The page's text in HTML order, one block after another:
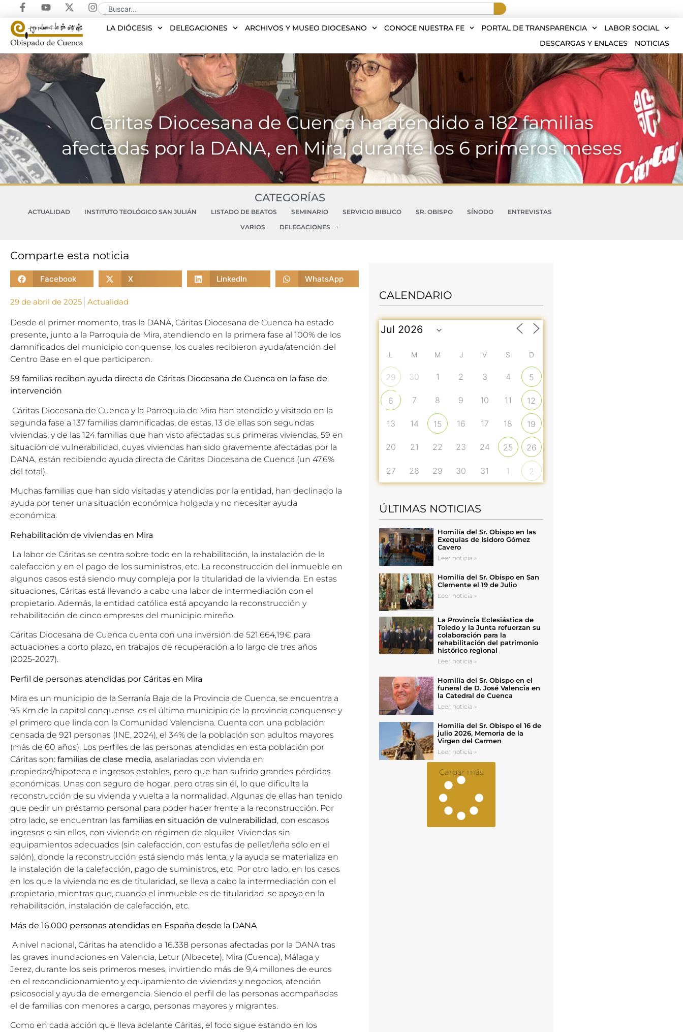
LA DIÓCESIS DELEGACIONES ARCHIVOS Y MUSEO DIOCESANO CONOCE NUESTRA FE PORTAL DE TRANSPARENCIA
LABOR SOCIAL
DESCARGAS Y ENLACES
NOTICIAS
Cáritas Diocesana de Cuenca ha atendido a 182 familias
afectadas por la DANA, en Mira, durante los 6 primeros meses
CATEGORÍAS
ACTUALIDAD INSTITUTO TEOLÓGICO SAN JULIÁN LISTADO DE BEATOS SEMINARIO SERVICIO BIBLICO SR. OBISPO SÍNODO
ENTREVISTAS
VARIOS
DELEGACIONES
Comparte esta noticia
Facebook X LinkedIn WhatsApp
29 de abril de 2025 Actualidad
Desde el primer momento, tras la DANA, Cáritas Diocesana de Cuenca ha estado
presente, junto a la Parroquia de Mira, atendiendo en la primera fase al 100% de los
damnificados del municipio conquense, los cuales recibieron ayuda/atención del
Centro Base en el que participaron.
59 familias reciben ayuda directa de Cáritas Diocesana de Cuenca en la fase de
intervención
Cáritas Diocesana de Cuenca y la Parroquia de Mira han atendido y visitado en la
segunda fase a 137 familias damnificadas, de estas, 13 de ellas son segundas
viviendas, y de las 124 familias que han visto afectadas sus primeras viviendas, 59 en
situación de vulnerabilidad, cuyas viviendas han sido gravemente afectadas por la
DANA, están recibiendo ayuda directa de Cáritas Diocesana de Cuenca (un 47,6%
del total).
Muchas familias que han sido visitadas y atendidas por la entidad, han declinado la
ayuda por tener una situación económica holgada y no necesitar ayuda
económica.
Rehabilitación de viviendas en Mira
La labor de Cáritas se centra sobre todo en la rehabilitación, la instalación de la
calefacción y en el pago de los suministros, etc. La reconstrucción del inmueble en
algunos casos está siendo muy compleja por la titularidad de la vivienda. En estas
situaciones, Cáritas está llevando a cabo una labor de intermediación con el
propietario. Además, la entidad católica está apoyando la reconstrucción y
rehabilitación de cinco empresas del municipio mireño.
Cáritas Diocesana de Cuenca cuenta con una inversión de 521.664,19€ para
actuaciones a corto plazo, en trabajos de recuperación a lo largo de tres años
(2025-2027).
Perfil de personas atendidas por Cáritas en Mira
Mira es un municipio de la Serranía Baja de la Provincia de Cuenca, se encuentra a
95 Km de la capital conquense, es el último municipio de la provincia conquense y
el primero que linda con la Comunidad Valenciana. Cuenta con una población
censada de 921 personas (INE, 2024), el 34% de la población son adultos mayores
(más de 60 años). Los perfiles de las personas atendidas en esta población por
Cáritas son: familias de clase media, asalariadas con vivienda en
propiedad/hipoteca e ingresos estables, pero que han sufrido grandes pérdidas
económicas. Unas con seguro de hogar, pero otras sin él, lo que dificulta la
reconstrucción de su vivienda y vuelta a la normalidad. Algunas de ellas han tenido
que pedir un préstamo personal para poder hacer frente a la reconstrucción. Por
otro lado, se encuentran las familias en situación de vulnerabilidad, con escasos
ingresos o sin ellos, con vivienda en régimen de alquiler. Viviendas sin
equipamientos adecuados (sin calefacción, con estufas de pellet/leña sólo en el
salón), donde la reconstrucción está siendo más lenta, y la ayuda se materializa en
la instalación de la calefacción, pago de suministros, etc. Por otro lado, en los casos
en los que la vivienda no es de titularidad, se lleva a cabo la intermediación con el
propietario, mientras que, cuando el inmueble es de titularidad, se apoya en la
rehabilitación, instalación de calefacción, etc.
Más de 16.000 personas atendidas en España desde la DANA
A nivel nacional, Cáritas ha atendido a 16.338 personas afectadas por la DANA tras
las graves inundaciones en Valencia, Letur (Albacete), Mira (Cuenca), Málaga y
Jerez, durante los seis primeros meses, invirtiendo más de 9,4 millones de euros
en el reacondicionamiento y equipamiento de viviendas y negocios, atención
psicosocial y ayuda de emergencia. Siendo el perfil de las personas acompañadas
el de familias con menores a cargo, personas mayores y migrantes.
Como en cada acción que lleva adelante Cáritas, el foco sigue estando en los
CALENDARIO
L M M J V S D
29 30 1 2 3 4 5
6 7 8 9 10 11 12
13 14 15 16 17 18 19
20 21 22 23 24 25 26
27 28 29 30 31 1 2
ÚLTIMAS NOTICIAS
Homilía del Sr. Obispo en las
Exequias de Isidoro Gómez
Cavero
Leer noticia »
Homilía del Sr. Obispo en San
Clemente el 19 de Julio
Leer noticia »
La Provincia Eclesiástica de
Toledo y la Junta refuerzan su
colaboración para la
rehabilitación del patrimonio
histórico regional
Leer noticia »
Homilía del Sr. Obispo en el
funeral de D. José Valencia en
la Catedral de Cuenca
Leer noticia »
Homilía del Sr. Obispo el 16 de
julio 2026, Memoria de la
Virgen del Carmen
Leer noticia »
Cargar más